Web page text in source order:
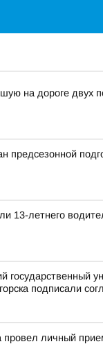
на дороге двух
предсезонной
13-летнего
подписали
провел личный